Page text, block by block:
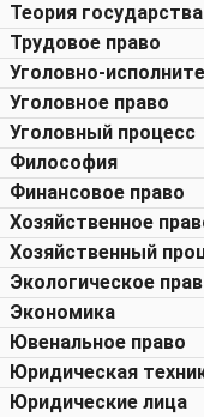
Теория
Трудовое право
Уголовно-
Уголовное право
Уголовный процесс
Философия
Финансовое право
Хозяйственное
Хозяйственный
Экологическое
Экономика
Ювенальное право
Юридическая
Юридические лица